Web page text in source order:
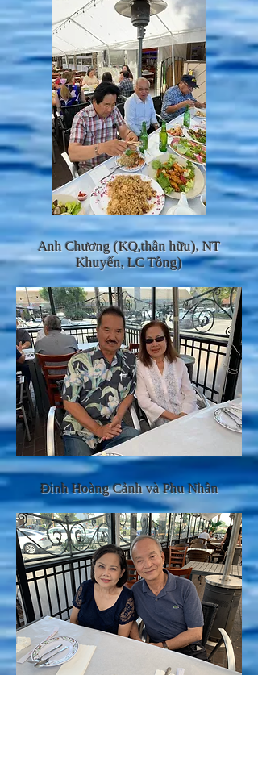
Anh Chương (KQ,thân hữu), NT
Khuyến, LC Tông)
Đinh Hoàng Cảnh và Phu Nhân